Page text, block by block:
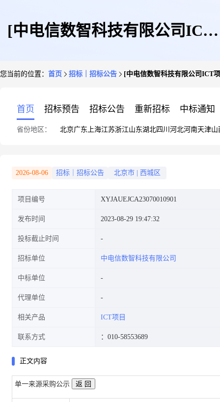
[中电信数智科技有限公司ICT
目单一来源采购公示4
您当前的位置： 首页 招标｜招标公告 [中电信数智科技有限公司ICT
首页 招标预告 招标公告 重新招标 中标通知
省份地区： 北京广东 上海江苏浙江山东湖北四川 河北河南天津山
2026-08-06 招标｜招标公告 北京市 西城区
项目编号 XYJAUEJCA23070010901
发布时间 2023-08-29 19:47:32
投标截止时间
招标单位 中电信数智科技有限公司
中标单位
代理单位
相关产品 ICT项目
联系方式 ：010-58553689
正文内容
单一来源采购公示